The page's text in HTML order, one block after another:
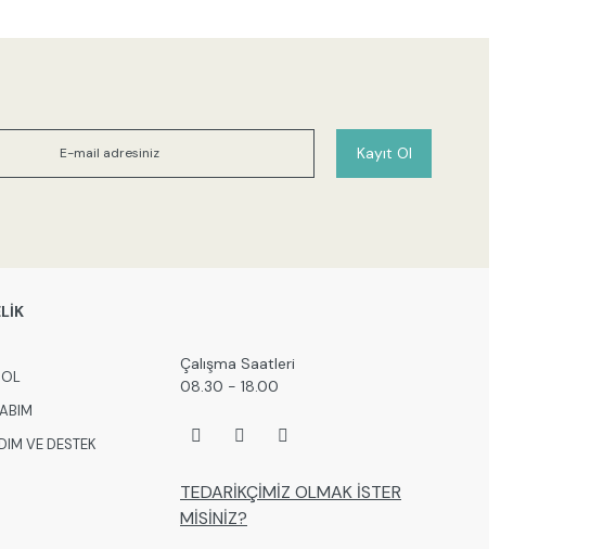
sitelerden daha pahalı.
Gönder
Kayıt Ol
OL
VE DESTEK
Çalışma Saatleri
08.30 - 18.00
TEDARİKÇİMİZ OLMAK İSTER
MİSİNİZ?